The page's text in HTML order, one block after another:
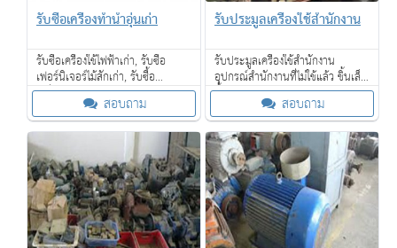
รับซื้อเครื่องทำน้ำอุ่นเก่า
รับซื้อเครื่องใช้ไฟฟ้าเก่า, รับซื้อ
เฟอร์นิเจอร์ไม้สักเก่า, รับซื้อ
เครื่องจักรเก่าขนาดใหญ่ให้ราคาดี,
และรับซื้อของเก่าในโรงแรม ให้ราคา
ดี
สอบถาม
รับประมูลเครื่องใช้สำนักงาน
รับประมูลเครื่องใช้สำนักงาน
อุปกรณ์สำนักงานที่ไม่ใช้แล้ว ชิ้นเล็ก
ชิ้นใหญ่ เราก็รับประมูล
สอบถาม